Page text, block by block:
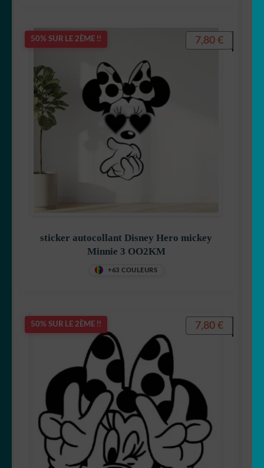
Votre espace
OUVRIR
50% SUR LE 2ÈME !!
sticker autocollant Disney Hero mickey
Minnie 3 OO2KM
+63 COULEURS
7,80 €
50% SUR LE 2ÈME !! 7,80 €